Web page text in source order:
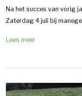
Na het succes van vorig
Zaterdag 4 juli bij
Lees meer